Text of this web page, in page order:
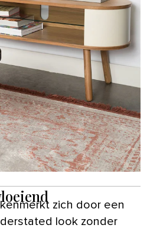
zich door een
look zonder